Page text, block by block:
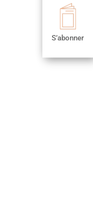
S’abonner

S’abonner